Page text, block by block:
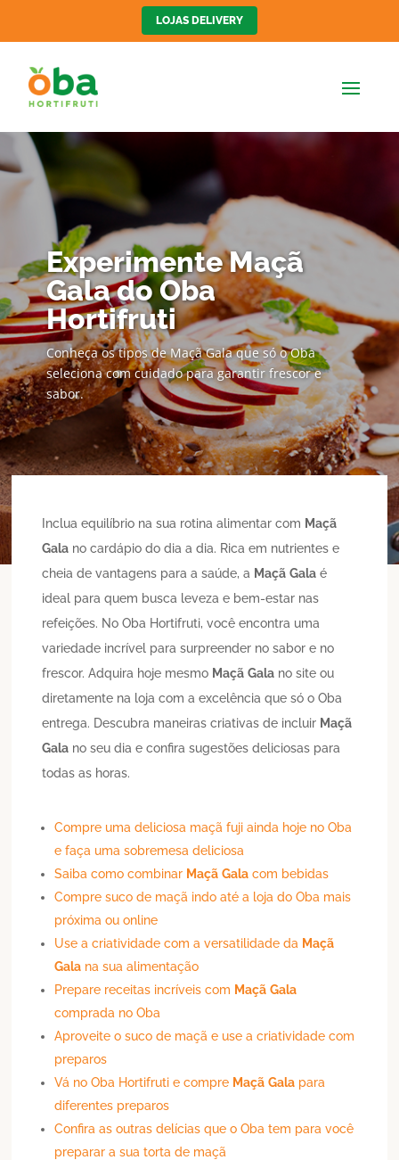
LOJAS DELIVERY
Experimente Maçã
Gala do Oba
Hortifruti
Conheça os tipos de Maçã Gala que só o Oba
seleciona com cuidado para garantir frescor e
sabor.
Inclua equilíbrio na sua rotina alimentar com Maçã
Gala no cardápio do dia a dia. Rica em nutrientes e
cheia de vantagens para a saúde, a Maçã Gala é
ideal para quem busca leveza e bem-estar nas
refeições. No Oba Hortifruti, você encontra uma
variedade incrível para surpreender no sabor e no
frescor. Adquira hoje mesmo Maçã Gala no site ou
diretamente na loja com a excelência que só o Oba
entrega. Descubra maneiras criativas de incluir Maçã
Gala no seu dia e confira sugestões deliciosas para
todas as horas.
Compre uma deliciosa maçã fuji ainda hoje no Oba
e faça uma sobremesa deliciosa
Saiba como combinar Maçã Gala com bebidas
Compre suco de maçã indo até a loja do Oba mais
próxima ou online
Use a criatividade com a versatilidade da Maçã
Gala na sua alimentação
Prepare receitas incríveis com Maçã Gala
comprada no Oba
Aproveite o suco de maçã e use a criatividade com
preparos
Vá no Oba Hortifruti e compre Maçã Gala para
diferentes preparos
Confira as outras delícias que o Oba tem para você
preparar a sua torta de maçã